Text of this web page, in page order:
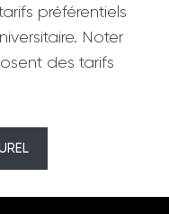
préférentiels
Noter
des tarifs